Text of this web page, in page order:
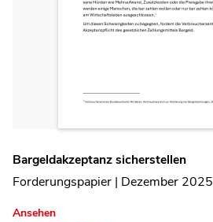
Bargeldakzeptanz sicherstellen
Forderungspapier | Dezember 2025
Ansehen